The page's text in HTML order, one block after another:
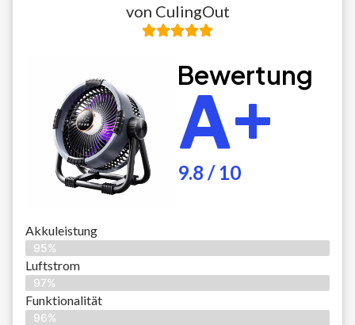
von CulingOut
Bewertung
A+
9.8 / 10
Akkuleistung
95%
Luftstrom
97%
Funktionalität
96%